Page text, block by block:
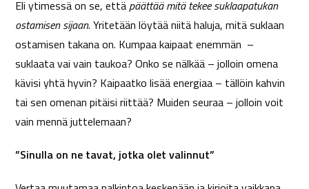
Eli ytimessä on se, ettäpäättää mitä tekee suklaapatukan
ostamisen sijaan. Yritetään löytää niitä haluja, mitä suklaan
ostamisen takana on. Kumpaa kaipaat enemmän –
suklaata vai vain taukoa? Onko se nälkää – jolloin omena
kävisi yhtä hyvin? Kaipaatko lisää energiaa – tällöin kahvin
tai sen omenan pitäisi riittää? Muiden seuraa – jolloin voit
vain mennä juttelemaan?
”Sinulla on ne tavat, jotka olet valinnut”